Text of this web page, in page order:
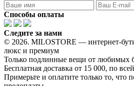
Способы оплаты
Следите за нами
© 2026. MILOSTORE — интернет-
люкс и премиум
Только подлинные вещи от любимых
Бесплатная доставка от 15 000, по
Примерьте и оплатите только то, что